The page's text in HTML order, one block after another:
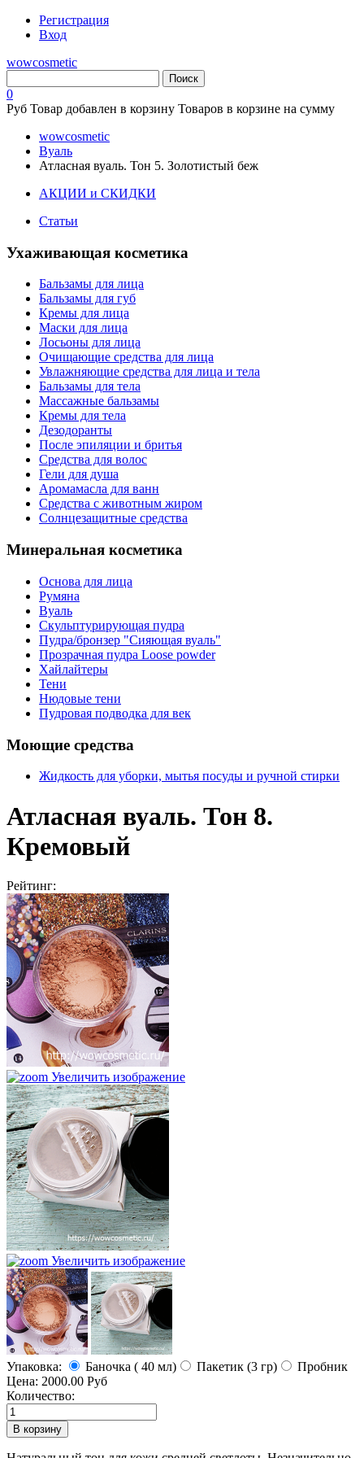
Регистрация
Вход
wowcosmetic
0
Руб Товар добавлен в корзину Товаров в корзине на сумму
wowcosmetic
Вуаль
Атласная вуаль. Тон 5. Золотистый беж
АКЦИИ и СКИДКИ
Статьи
Ухаживающая косметика
Бальзамы для лица
Бальзамы для губ
Кремы для лица
Маски для лица
Лосьоны для лица
Очищающие средства для лица
Увлажняющие средства для лица и тела
Бальзамы для тела
Массажные бальзамы
Кремы для тела
Дезодоранты
После эпиляции и бритья
Средства для волос
Гели для душа
Аромамасла для ванн
Средства с животным жиром
Солнцезащитные средства
Минеральная косметика
Основа для лица
Румяна
Вуаль
Скульптурирующая пудра
Пудра/бронзер "Сияющая вуаль"
Прозрачная пудра Loose powder
Хайлайтеры
Тени
Нюдовые тени
Пудровая подводка для век
Моющие средства
Жидкость для уборки, мытья посуды и ручной стирки
Атласная вуаль. Тон 8.
Кремовый
Рейтинг:
Увеличить изображение
Увеличить изображение
Упаковка: Баночка ( 40 мл) Пакетик (3 гр)
Пробник
Цена: 2000.00 Руб
Количество: